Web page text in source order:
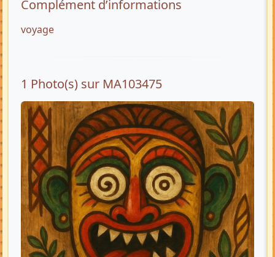
Complément d’informations
voyage
1 Photo(s) sur MA103475